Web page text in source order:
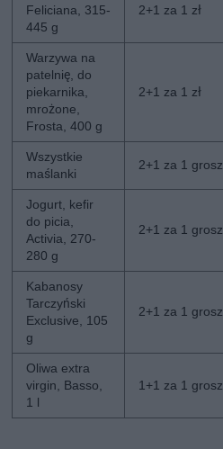
Feliciana, 315-
445 g
2+1 za 1 zł
Warzywa na
patelnię, do
piekarnika,
mrożone,
Frosta, 400 g
2+1 za 1 zł
Wszystkie
maślanki
2+1 za 1 grosz
Jogurt, kefir
do picia,
Activia, 270-
280 g
2+1 za 1 grosz
Kabanosy
Tarczyński
Exclusive, 105
g
2+1 za 1 grosz
Oliwa extra
virgin, Basso,
1 l
1+1 za 1 grosz